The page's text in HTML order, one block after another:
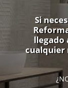
Si
llegado
cualquier